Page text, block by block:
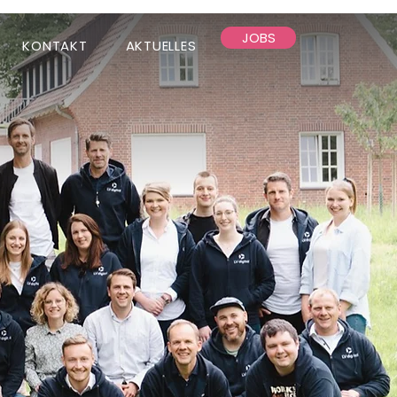
KONTAKT AKTUELLES JOBS